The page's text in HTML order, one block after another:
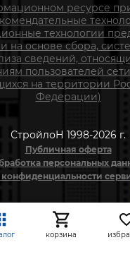
ресурсе
технологии
на основе сбора,
сведений,
пользователей
на территории
Федерации)
СтройлоН 1998-2026 г.
Публичная оферта
персональных
корзина